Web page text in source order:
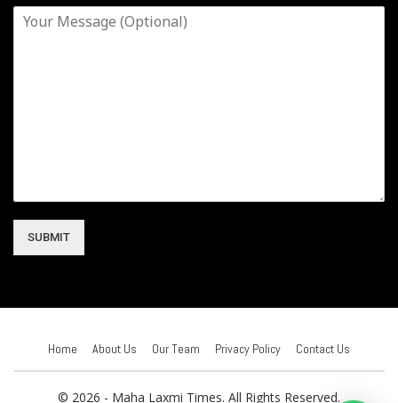
SUBMIT
Home About Us Our Team Privacy Policy Contact Us
© 2026 - Maha Laxmi Times. All Rights Reserved.